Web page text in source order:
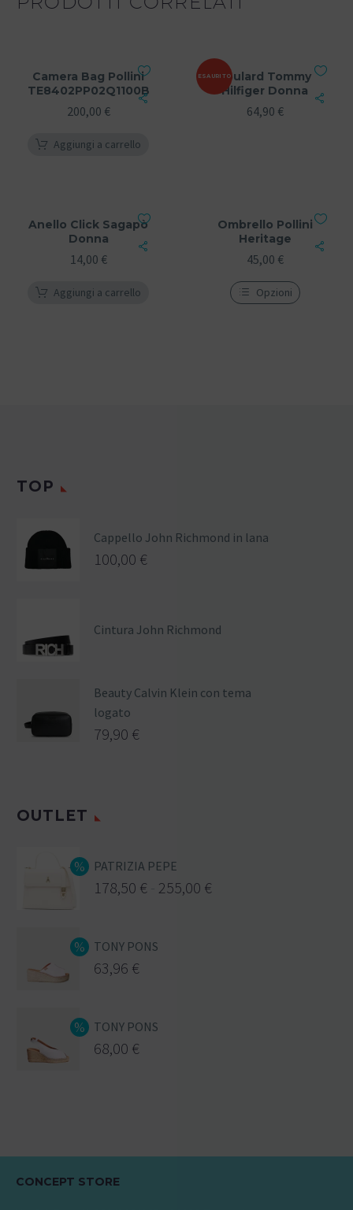
Camera Bag Pollini
TE8402PP02Q1100B
200,00 €
Aggiungi a carrello
ESAURITOFoulard Tommy
Hilfiger Donna
64,90 €
Anello Click Sagapò
Donna
14,00 €
Aggiungi a carrello
Ombrello Pollini
Heritage
45,00 €
Opzioni
TOP
Cappello John Richmond in lana
100,00 €
Cintura John Richmond
Beauty Calvin Klein con tema
logato
79,90 €
OUTLET
PATRIZIA PEPE
178,50 € 255,00 €
TONY PONS
63,96 €
TONY PONS
68,00 €
CONCEPT STORE